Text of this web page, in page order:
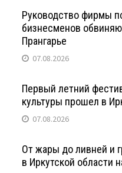
Руководство фирмы
бизнесменов
Прангарье
07.08.2026
Первый летний
культуры прошел в
07.08.2026
От жары до ливней и
в Иркутской области